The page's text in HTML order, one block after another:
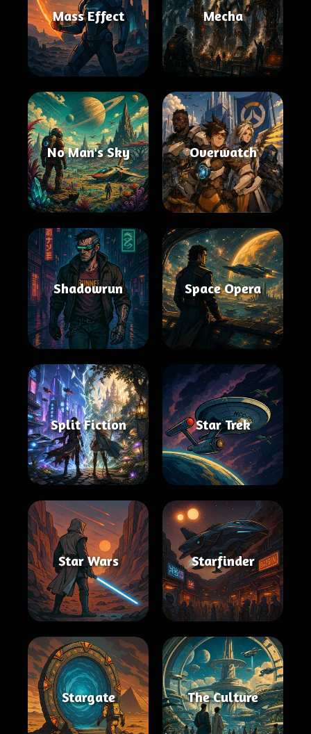
Mass Effect Mecha
No Man's Sky Overwatch
Shadowrun Space Opera
Split Fiction Star Trek
Star Wars Starfinder
Stargate The Culture